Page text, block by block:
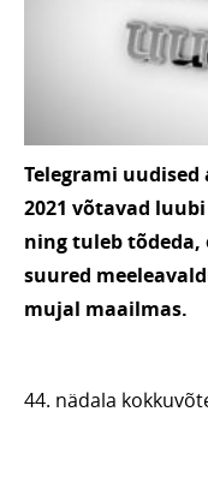
Telegrami
2021 võtavad
ning tuleb tõdeda,
suured
mujal maailmas.
44. nädala